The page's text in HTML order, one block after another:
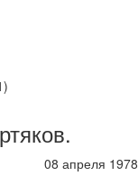
.
08 апреля 1978